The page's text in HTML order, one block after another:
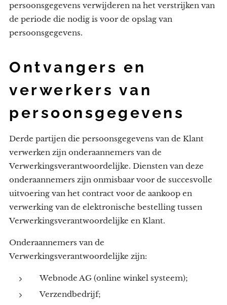
persoonsgegevens verwijderen na het verstrijken van
de periode die nodig is voor de opslag van
persoonsgegevens.
Ontvangers en
verwerkers van
persoonsgegevens
Derde partijen die persoonsgegevens van de Klant
verwerken zijn onderaannemers van de
Verwerkingsverantwoordelijke. Diensten van deze
onderaannemers zijn onmisbaar voor de succesvolle
uitvoering van het contract voor de aankoop en
verwerking van de elektronische bestelling tussen
Verwerkingsverantwoordelijke en Klant.
Onderaannemers van de
Verwerkingsverantwoordelijke zijn:
Webnode AG (online winkel systeem);
Verzendbedrijf;